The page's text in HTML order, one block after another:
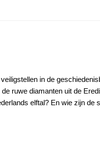
in de
ruwe diamanten uit de
elftal? En wie zijn